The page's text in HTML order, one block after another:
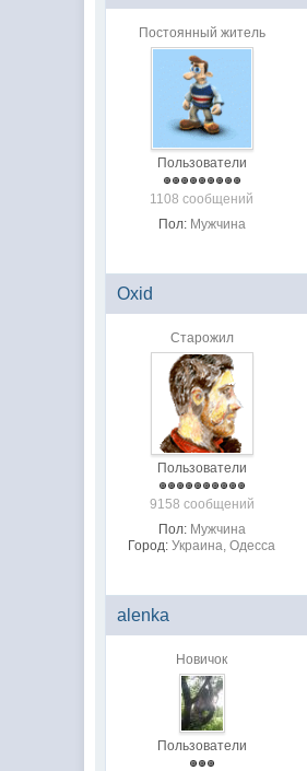
Постоянный житель
Пользователи
1108 сообщений
Пол: Мужчина
Oxid
Старожил
Пользователи
9158 сообщений
Пол: Мужчина
Город: Украина, Одесса
alenka
Новичок
Пользователи